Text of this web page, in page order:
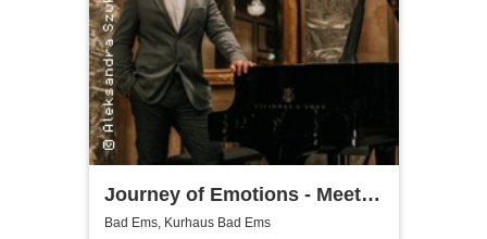
Journey of Emotions - Meet
Friends | Kurhaus Bad Ems
Bad Ems, Kurhaus Bad Ems